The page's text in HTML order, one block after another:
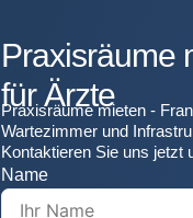
Praxisräume
für Ärzte
Praxisräume mieten -
Wartezimmer und
Kontaktieren Sie uns jetzt
Name